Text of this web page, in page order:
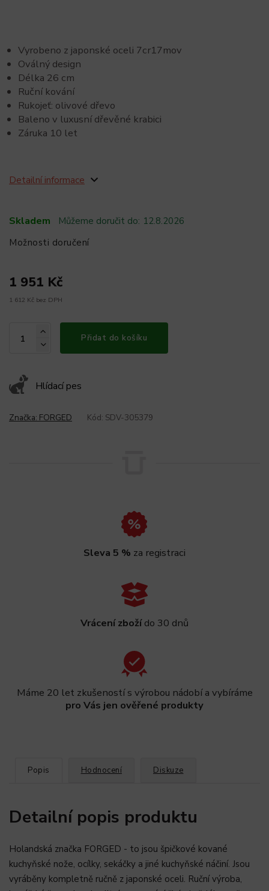
Skladem Můžeme doručit do: 12.8.2026
Možnosti doručení
1 951 Kč
1 612 Kč bez DPH
Přidat do košíku
Hlídací pes
Vyrobeno z japonské oceli 7cr17mov
Oválný design
Délka 26 cm
Ruční kování
Rukojeť: olivové dřevo
Baleno v luxusní dřevěné krabici
Záruka 10 let
Detailní informace
Značka: FORGED Kód: SDV-305379
Sleva 5 % za registraci
Vrácení zbožído 30 dnů
Máme 20 let zkušeností s výrobou nádobí a vybíráme
pro Vás jen ověřené produkty
Popis Hodnocení Diskuze
Detailní popis produktu
Holandská značka FORGED - to jsou špičkové kované
kuchyňské nože, ocílky, sekáčky a jiné kuchyňské náčiní. Jsou
vyráběny kompletně ručně z japonské oceli. Ruční výroba,